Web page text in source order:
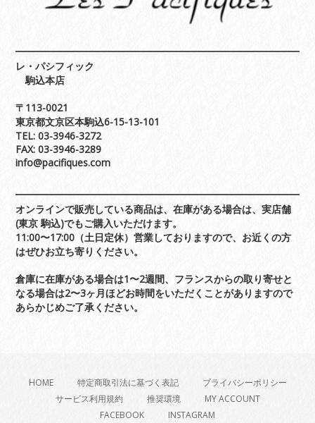
レ・パシフィック
駒込本店
〒113-0021
東京都文京区本駒込6-15-13-101
TEL: 03-3946-3272
FAX: 03-3946-3289
info@pacifiques.com
オンラインで販売している商品は、在庫がある場合は、実店舗
(東京 駒込)でもご購入いただけます。
11:00〜17:00（土日定休）営業しておりますので、お近くの方
はぜひお立ち寄りください。
倉庫に在庫がある場合は1〜2週間、フランスからの取り寄せと
なる場合は2〜3ヶ月ほどお時間をいただくことがありますので
あらかじめご了承ください。
HOME 特定商取引法に基づく表記
プライバシーポリシー
サービス利用規約
推奨環境
MY ACCOUNT
FACEBOOK
INSTAGRAM